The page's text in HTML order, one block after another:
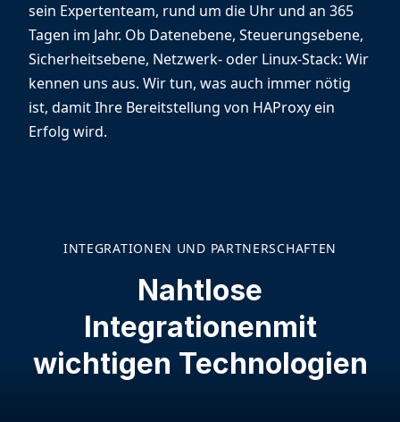
sein Expertenteam, rund um die Uhr und an 365
Tagen im Jahr. Ob Datenebene, Steuerungsebene,
Sicherheitsebene, Netzwerk- oder Linux-Stack: Wir
kennen uns aus. Wir tun, was auch immer nötig
ist, damit Ihre Bereitstellung von HAProxy ein
Erfolg wird.
INTEGRATIONEN UND PARTNERSCHAFTEN
Nahtlose
Integrationenmit
wichtigen Technologien